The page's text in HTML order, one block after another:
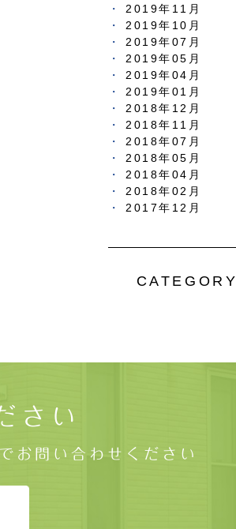
2019年11月
2019年10月
2019年07月
2019年05月
2019年04月
2019年01月
2018年12月
2018年11月
2018年07月
2018年05月
2018年04月
2018年02月
2017年12月
CATEGORY
さい
お問い合わせください